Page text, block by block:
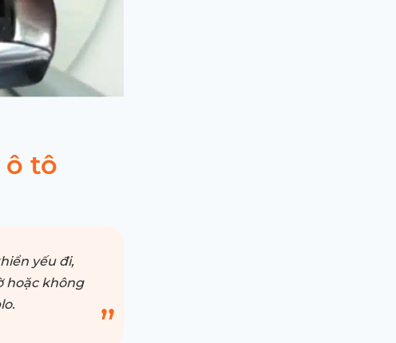
ô tô
yếu đi,
hoặc không